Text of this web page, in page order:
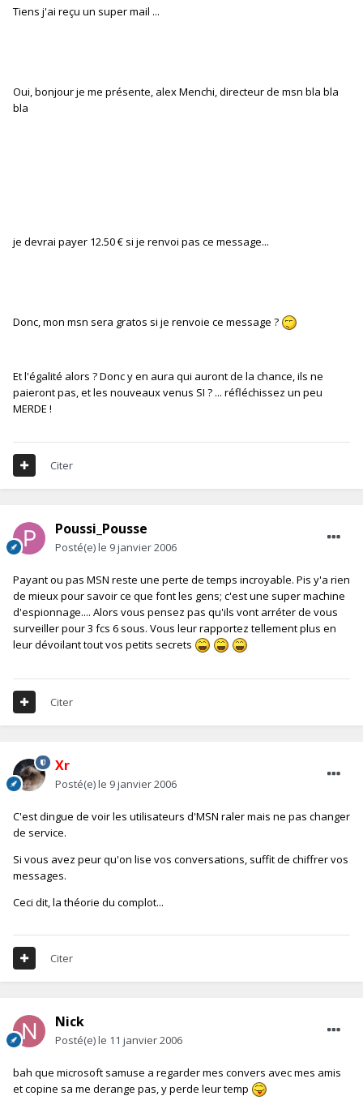
Tiens j'ai reçu un super mail ...
Oui, bonjour je me présente, alex Menchi, directeur de msn bla bla
bla
je devrai payer 12.50 € si je renvoi pas ce message...
Donc, mon msn sera gratos si je renvoie ce message ?
Et l'égalité alors ? Donc y en aura qui auront de la chance, ils ne
paieront pas, et les nouveaux venus SI ? ... réfléchissez un peu
MERDE !
Citer
Poussi_Pousse
Posté(e)le 9 janvier 2006
Payant ou pas MSN reste une perte de temps incroyable. Pis y'a rien
de mieux pour savoir ce que font les gens; c'est une super machine
d'espionnage.... Alors vous pensez pas qu'ils vont arréter de vous
surveiller pour 3 fcs 6 sous. Vous leur rapportez tellement plus en
leur dévoilant tout vos petits secrets
Citer
Xr
Posté(e)le 9 janvier 2006
C'est dingue de voir les utilisateurs d'MSN raler mais ne pas changer
de service.
Si vous avez peur qu'on lise vos conversations, suffit de chiffrer vos
messages.
Ceci dit, la théorie du complot...
Citer
Nick
Posté(e)le 11 janvier 2006
bah que microsoft samuse a regarder mes convers avec mes amis
et copine sa me derange pas, y perde leur temp